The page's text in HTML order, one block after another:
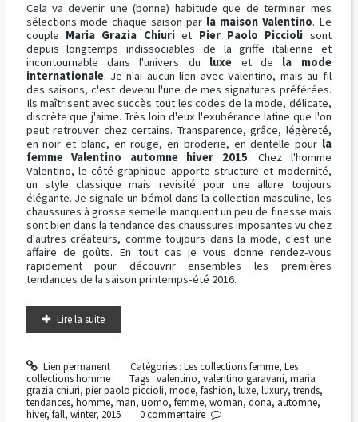
Cela va devenir une (bonne) habitude que de terminer mes
sélections mode chaque saison par la maison Valentino. Le
couple Maria Grazia Chiuriet Pier Paolo Piccioli sont
depuis longtemps indissociables de la griffe italienne et
incontournable dans l'univers du luxe et de la mode
internationale. Je n'ai aucun lien avec Valentino, mais au fil
des saisons, c'est devenu l'une de mes signatures préférées.
Ils maîtrisent avec succès tout les codes de la mode, délicate,
discrète que j'aime. Très loin d'eux l'exubérance latine que l'on
peut retrouver chez certains. Transparence, grâce, légèreté,
en noir et blanc, en rouge, en broderie, en dentelle pour la
femme Valentino automne hiver 2015. Chez l'homme
Valentino, le côté graphique apporte structure et modernité,
un style classique mais revisité pour une allure toujours
élégante. Je signale un bémol dans la collection masculine, les
chaussures à grosse semelle manquent un peu de finesse mais
sont bien dans la tendance des chaussures imposantes vu chez
d'autres créateurs, comme toujours dans la mode, c'est une
affaire de goûts. En tout cas je vous donne rendez-vous
rapidement pour découvrir ensembles les premières
tendances de la saison printemps-été 2016.
Lire la suite
Lien permanent Catégories : Les collections femme, Les
collections homme
Tags :valentino,valentino garavani,maria
grazia chiuri, pier paolo piccioli, mode, fashion, luxe, luxury, trends,
tendances, homme, man, uomo, femme, woman, dona, automne,
hiver, fall, winter, 2015 0commentaire